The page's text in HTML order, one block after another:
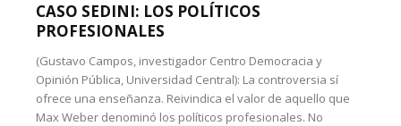
CASO SEDINI: LOS POLÍTICOS
PROFESIONALES
(Gustavo Campos, investigador Centro Democracia y
Opinión Pública, Universidad Central): La controversia sí
ofrece una enseñanza. Reivindica el valor de aquello que
Max Weber denominó los políticos profesionales. No